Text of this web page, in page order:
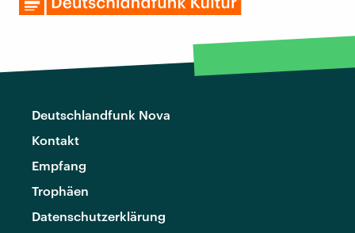
Deutschlandfunk Nova
Kontakt
Empfang
Trophäen
Datenschutzerklärung